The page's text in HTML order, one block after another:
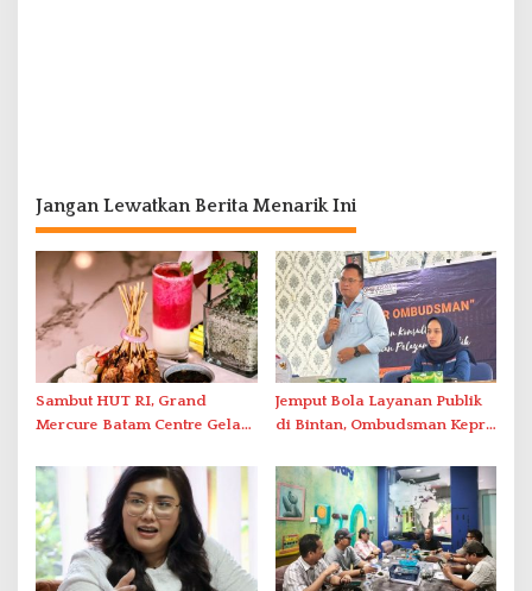
Jangan Lewatkan Berita Menarik Ini
Sambut HUT RI, Grand
Mercure Batam Centre Gelar
Nusantara’
Jemput Bola Layanan Publik
di Bintan, Ombudsman Kepri
Solar Nelayan